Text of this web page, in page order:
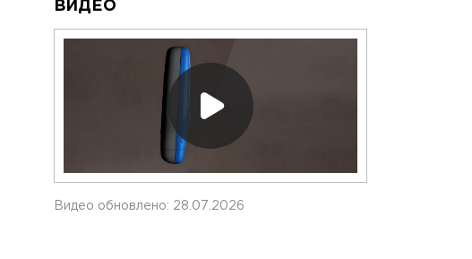
ВИДЕО
Видео обновлено: 28.07.2026